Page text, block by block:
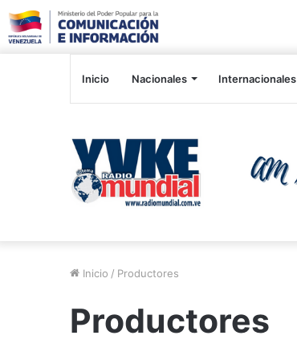
Inicio Nacionales Internacionales
Inicio / Productores
Productores